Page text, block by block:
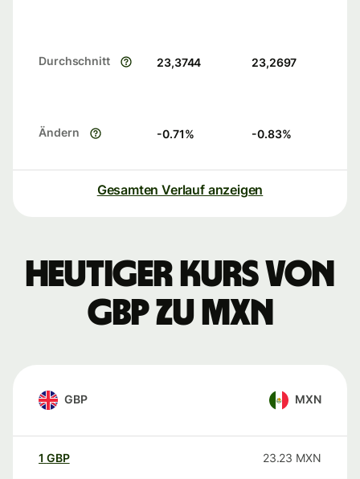
Durchschnitt 23,3744 23,2697
Ändern -0.71% -0.83%
Gesamten Verlauf anzeigen
Heutiger Kurs von
GBP zu MXN
GBP MXN
1 GBP 23.23 MXN